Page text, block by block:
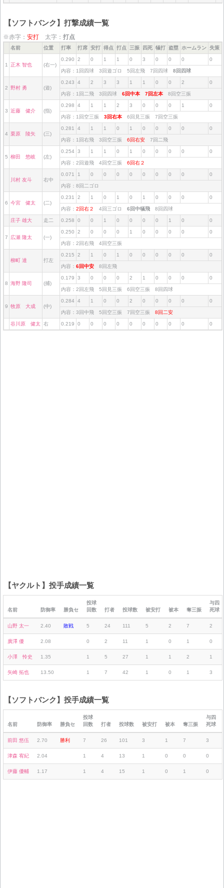
【ソフトバンク】打撃成績一覧
※赤字： 安打 太字： 打点
名前 位置 打率 打席 安打 得点 打点 三振 四死 犠打 盗塁 ホームラン 失策
1 正木 智也 (右一)
0.290 2 0 1 1 0 3 0 0 0 0
内容：1回四球 3回遊ゴロ 5回左飛 7回四球 8回四球
2 野村 勇 (遊)
0.243 4 2 3 3 1 1 0 0 2 0
内容：1回二飛 3回四球 6回中本 7回左本 8回空三振
3 近藤 健介 (指)
0.298 4 1 1 2 3 0 0 0 1 0
内容：1回空三振 3回右本 6回見三振 7回空三振
4 栗原 陵矢 (三)
0.281 4 1 1 0 1 0 0 0 0 0
内容：1回右飛 3回空三振 6回右安 7回二飛
5 柳田 悠岐 (左)
0.254 3 1 1 0 1 0 0 0 0 0
内容：2回遊飛 4回空三振 6回右２
川村 友斗 右中
0.071 1 0 0 0 0 0 0 0 0 0
内容：8回二ゴロ
6 今宮 健太 (二)
0.231 2 1 0 1 0 1 0 0 0 0
内容： 2回右２ 4回三ゴロ 6回中犠飛 8回四球
庄子 雄大 走二 0.258 0 0 1 0 0 0 0 1 0 0
7 広瀬 隆太 (一)
0.250 2 0 0 0 1 0 0 0 0 0
内容：2回右飛 4回空三振
柳町 達 打左
0.215 2 1 0 1 0 0 0 0 0 0
内容： 6回中安 8回左飛
8 海野 隆司 (捕)
0.179 3 0 0 0 2 1 0 0 0 0
内容：2回左飛 5回見三振 6回空三振 8回四球
9 牧原 大成 (中)
0.284 4 1 0 0 2 0 0 0 0 0
内容：3回中飛 5回空三振 7回空三振 8回二安
谷川原 健太 右 0.219 0 0 0 0 0 0 0 0 0 0
【ヤクルト】投手成績一覧
名前 防御率 勝負セ
投球
回数
打者 投球数 被安打 被本 奪三振
与四
死球
山野 太一 2.40 敗戦 5 24 111 5 2 7 2
廣澤 優 2.08 0 2 11 1 0 1 0
小澤 怜史 1.35 1 5 27 1 1 2 1
矢崎 拓也 13.50 1 7 42 1 0 1 3
【ソフトバンク】投手成績一覧
名前 防御率 勝負セ
投球
回数
打者 投球数 被安打 被本 奪三振
与四
死球
前田 悠伍 2.70 勝利 7 26 101 3 1 7 3
津森 宥紀 2.04 1 4 13 1 0 0 0
伊藤 優輔 1.17 1 4 15 1 0 1 0